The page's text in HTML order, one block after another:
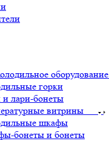
оборудование
горки
лари-бонеты
витрины
шкафы
бонеты и бонеты